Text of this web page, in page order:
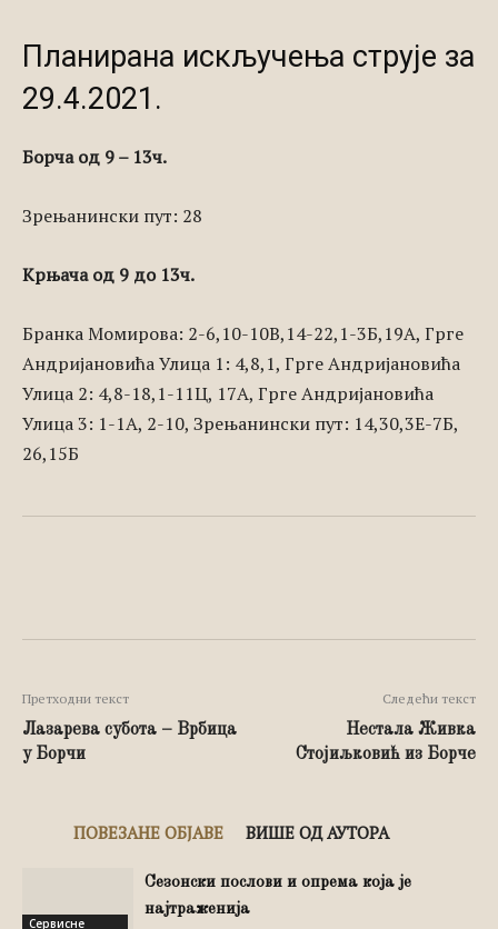
Планирана искључења струје за
29.4.2021.
Борча од 9 – 13ч.
Зрењанински пут: 28
Крњача од 9 до 13ч.
Бранка Момирова: 2-6,10-10В,14-22,1-3Б,19А, Грге
Андријановића Улица 1: 4,8,1, Грге Андријановића
Улица 2: 4,8-18,1-11Ц, 17А, Грге Андријановића
Улица 3: 1-1А, 2-10, Зрењанински пут: 14,30,3Е-7Б,
26,15Б
Претходни текст
Лазарева субота – Врбица
у Борчи
Следећи текст
Нестала Живка
Стојиљковић из Борче
ПОВЕЗАНЕ ОБЈАВЕ ВИШЕ ОД АУТОРА
Сервисне
Сезонски послови и опрема која је
најтраженија